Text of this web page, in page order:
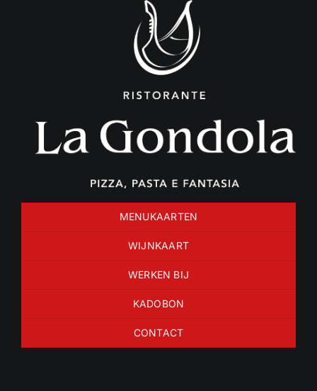
MENUKAARTEN
WIJNKAART
WERKEN BIJ
KADOBON
CONTACT